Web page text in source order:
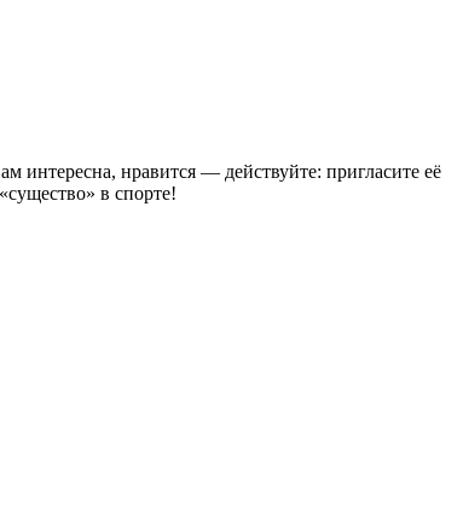
интересна, нравится — действуйте: пригласите её
в спорте!